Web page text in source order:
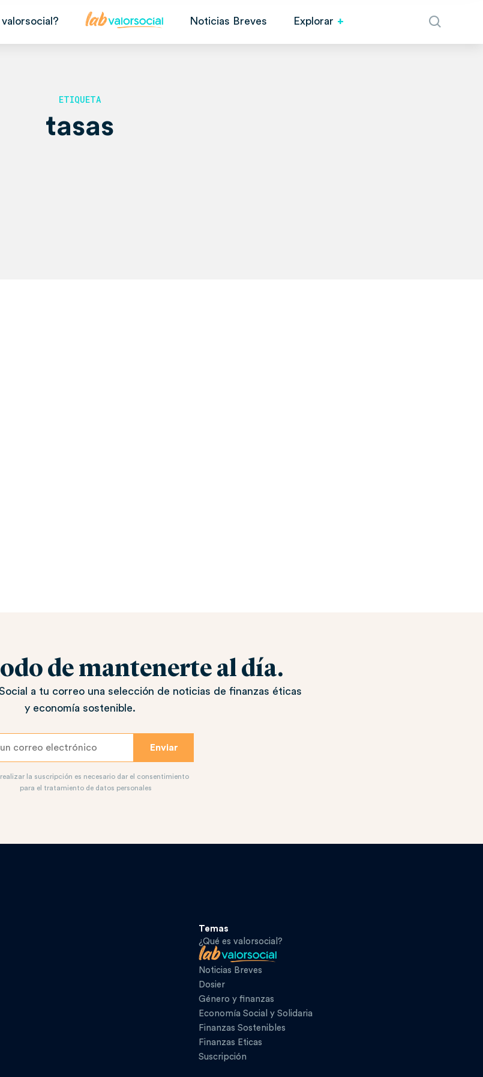
Noticias Breves Explorar
ETIQUETA
tasas
de mantenerte al día.
a tu correo una selección de noticias de finanzas éticas
y economía sostenible.
realizar la suscripción es necesario dar el consentimiento
para el tratamiento de datos personales
Temas
¿Qué es valorsocial?
Noticias Breves
Dosier
Género y finanzas
Economía Social y Solidaria
Finanzas Sostenibles
Finanzas Eticas
Suscripción